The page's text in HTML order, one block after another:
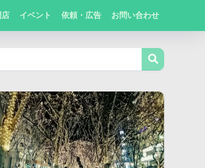
店 イベント 依頼・広告 お問い合わせ